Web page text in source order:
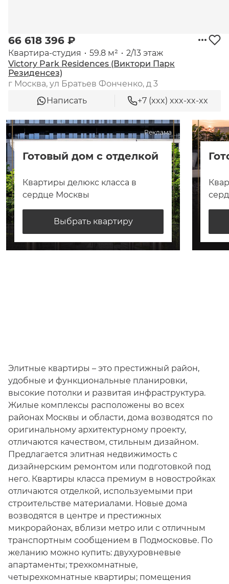
66 618 396 ₽
квартира-студия 59.8 м²
2/13 этаж
Victory Park Residences (Виктори Парк
Резиденсез)
г Москва, ул Братьев Фонченко, д 3
Написать
+7 (xxx) xxx-xx-xx
Реклама
Готовый дом с отделкой
Квартиры делюкс класса в
сердце Москвы
Выбрать квартиру
Элитные квартиры – это престижный район,
удобные и функциональные планировки,
высокие потолки и развитая инфраструктура.
Жилые комплексы расположены во всех
районах Москвы и области, дома возводятся по
оригинальному архитектурному проекту,
отличаются качеством, стильным дизайном.
Предлагается элитная недвижимость с
дизайнерским ремонтом или подготовкой под
него. Квартиры класса премиум в новостройках
отличаются отделкой, используемыми при
строительстве материалами. Новые дома
возводятся в центре и престижных
микрорайонах, вблизи метро или с отличным
транспортным сообщением в Подмосковье. По
желанию можно купить: двухуровневые
апартаменты; трехкомнатные,
четырехкомнатные квартиры; помещения